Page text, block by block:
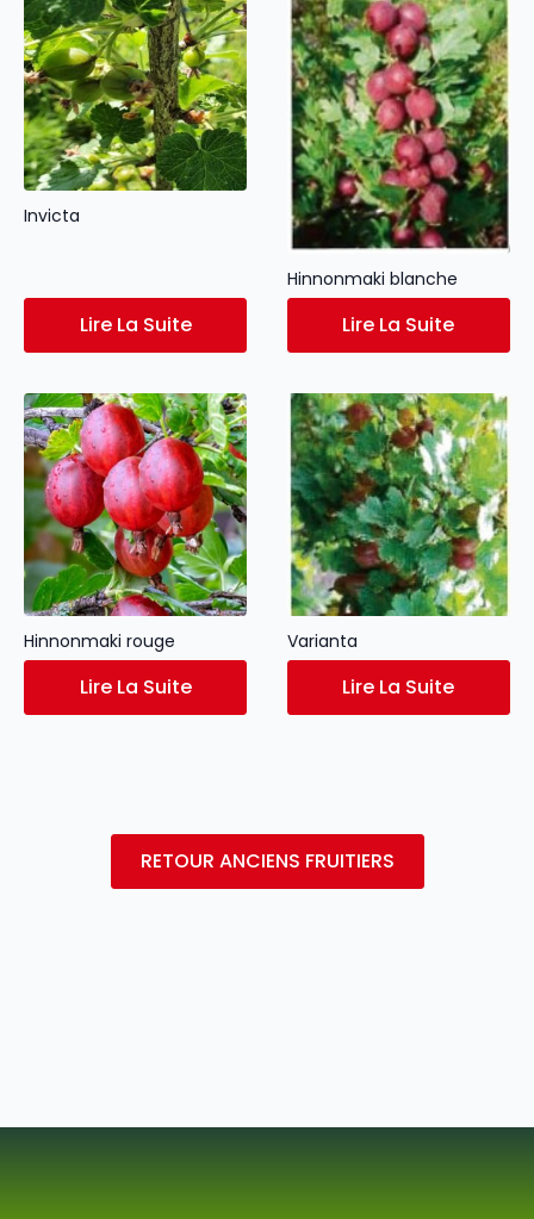
Invicta
Lire La Suite
Hinnonmaki blanche
Lire La Suite
Hinnonmaki rouge
Lire La Suite
Varianta
Lire La Suite
RETOUR ANCIENS FRUITIERS